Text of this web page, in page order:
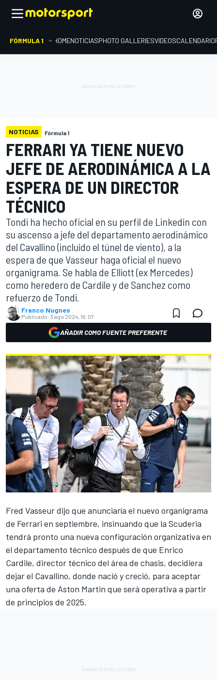
FÓRMULA 1 HOMENOTICIASPHOTO GALLERIESVIDEOSCALENDARIO
NOTICIAS Fórmula 1
FERRARI YA TIENE NUEVO
JEFE DE AERODINÁMICA A LA
ESPERA DE UN DIRECTOR
TÉCNICO
Tondi ha hecho oficial en su perfil de Linkedin con
su ascenso a jefe del departamento aerodinámico
del Cavallino (incluido el túnel de viento), a la
espera de que Vasseur haga oficial el nuevo
organigrama. Se habla de Elliott (ex Mercedes)
como heredero de Cardile y de Sanchez como
refuerzo de Tondi.
Franco Nugnes
Publicado: 3 ago 2024, 16:07
AÑADIR COMO FUENTE PREFERENTE
Fred Vasseur dijo que anunciaría el nuevo organigrama
de Ferrari en septiembre, insinuando que la Scuderia
tendrá pronto una nueva configuración organizativa en
el departamento técnico después de que Enrico
Cardile, director técnico del área de chasis, decidiera
dejar el Cavallino, donde nació y creció, para aceptar
una oferta de Aston Martin que será operativa a partir
de principios de 2025.